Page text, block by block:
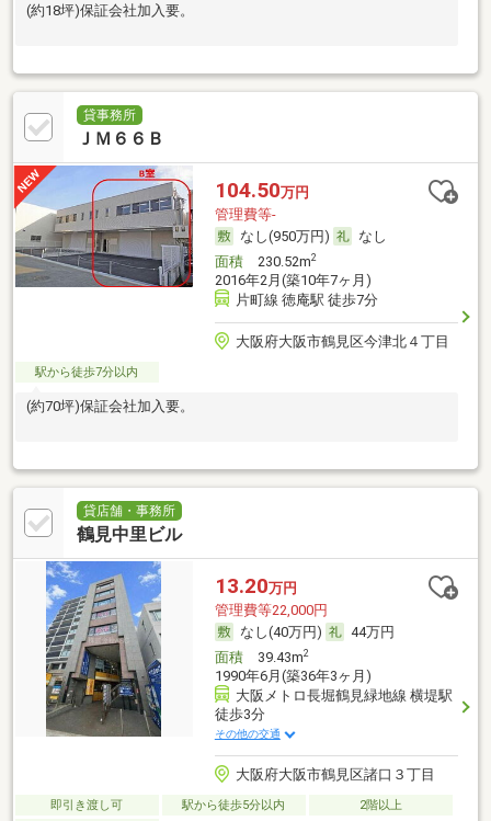
(約18坪)保証会社加入要。
貸事務所
ＪＭ６６Ｂ
104.50万円
管理費等-
なし(950万円)
なし
面積230.52m2
2016年2月(築10年7ヶ月)
片町線 徳庵駅 徒歩7分
大阪府大阪市鶴見区今津北４丁目
駅から徒歩7分以内
(約70坪)保証会社加入要。
貸店舗・事務所
鶴見中里ビル
13.20万円
管理費等22,000円
なし(40万円)
44万円
面積39.43m2
1990年6月(築36年3ヶ月)
大阪メトロ長堀鶴見緑地線 横堤駅
徒歩3分
その他の交通
大阪府大阪市鶴見区諸口３丁目
即引き渡し可 駅から徒歩5分以内
2階以上